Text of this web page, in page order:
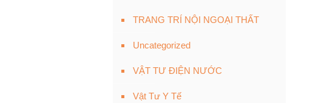
TRANG TRÍ NỘI NGOẠI THẤT
Uncategorized
VẬT TƯ ĐIỆN NƯỚC
Vật Tư Y Tế